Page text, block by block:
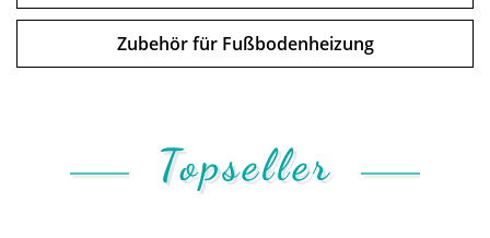
Zubehör für Fußbodenheizung
Topseller